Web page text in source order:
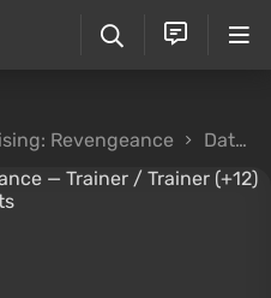
Revengeance Dateien